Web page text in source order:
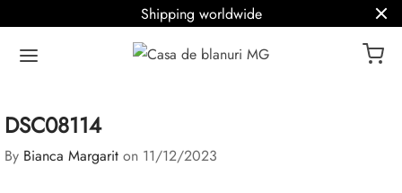
Shipping worldwide
DSC08114
By Bianca Margarit on 11/12/2023